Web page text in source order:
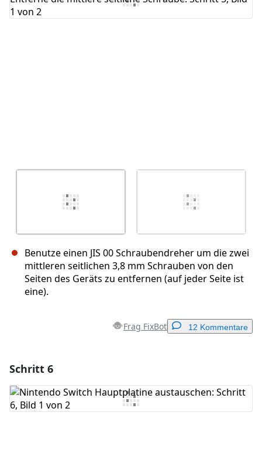
Benutze einen JIS 00 Schraubendreher um die zwei
mittleren seitlichen 3,8 mm Schrauben von den
Seiten des Geräts zu entfernen (auf jeder Seite ist
eine).
Frag FixBot 12 Kommentare
Kommentar hinzufügen
Schritt 6